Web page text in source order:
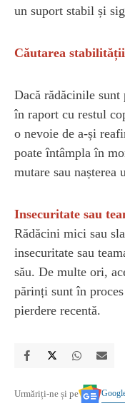
un suport stabil și
Căutarea
Dacă rădăcinile
în raport cu restul
o nevoie de a-și
poate întâmpla în
mutare sau nașterea
Insecuritate sau
Rădăcini mici sau
insecuritate sau
său. De multe ori,
părinți sunt în
pierdere recentă.
Urmăriți-ne și pe